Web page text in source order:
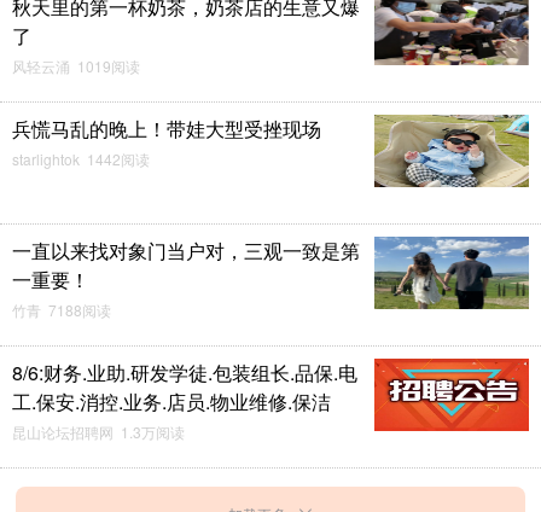
秋天里的第一杯奶茶，奶茶店的生意又爆
了
风轻云涌 1019阅读
兵慌马乱的晚上！带娃大型受挫现场
starlightok 1442阅读
一直以来找对象门当户对，三观一致是第
一重要！
竹青 7188阅读
8/6:财务.业助.研发学徒.包装组长.品保.电
工.保安.消控.业务.店员.物业维修.保洁
昆山论坛招聘网 1.3万阅读